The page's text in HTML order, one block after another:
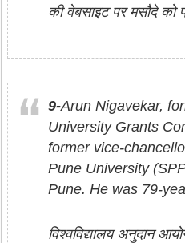
की वेबसाइट पर मसौदे को
9-Arun Nigavekar,
University Grants
former vice-
Pune University
Pune. He was 79-
विश्‍वविद्यालय अनुदान